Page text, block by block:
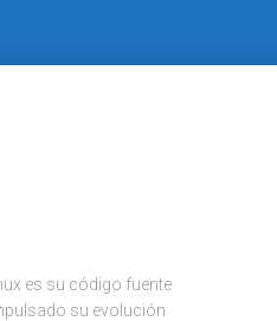
es su código fuente
su evolución